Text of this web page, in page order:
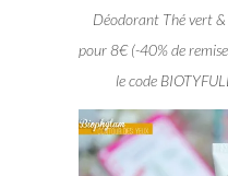
Déodorant Thé vert
pour 8€ (-40% de
le code